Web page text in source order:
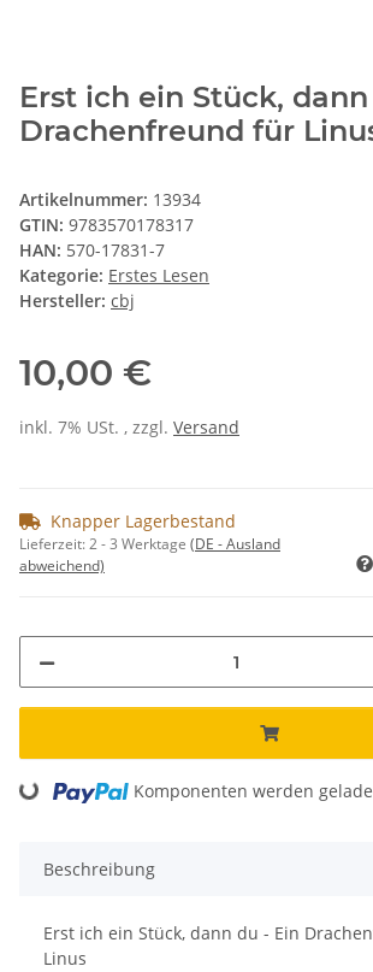
Erst ich ein Stück,
Drachenfreund für
Artikelnummer: 13934
GTIN: 9783570178317
HAN: 570-17831-7
Kategorie: Erstes Lesen
Hersteller: cbj
10,00 €
inkl. 7% USt. , zzgl. Versand
Knapper Lagerbestand
Lieferzeit:2 - 3 Werktage (DE - Ausland
abweichend)
Loading... Komponenten werden
Beschreibung
Erst ich ein Stück, dann du - Ein
Linus